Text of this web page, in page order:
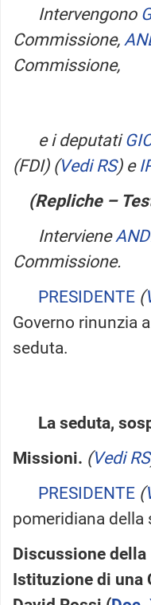
Intervengono
Commissione,
Commissione,
e i deputati
(FDI) (Vedi RS)e
(Repliche –
Interviene
Commissione.
PRESIDENTE (
Governo rinunzia
seduta.
La seduta,
Missioni. (Vedi RS
PRESIDENTE (
pomeridiana della
Discussione
Istituzione di una